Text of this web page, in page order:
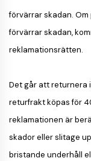
förvärrar skadan.
förvärrar skadan,
reklamationsrätten.
Det går att returnera
returfrakt köpas för
reklamationen är
skador eller slitage
bristande underhåll